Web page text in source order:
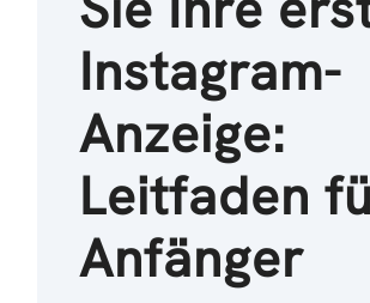
Instagram-
Anzeige:
Leitfaden
Anfänger